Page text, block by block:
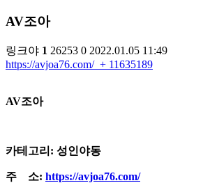
AV조아
링크야 1 26253 0 2022.01.05 11:49
https://avjoa76.com/ + 11635189
​AV조아
카테고리: 성인야동
주 소: https://avjoa76.com/